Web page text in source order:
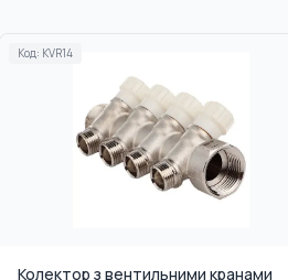
Код: KVR14
Колектор з вентильними кранами